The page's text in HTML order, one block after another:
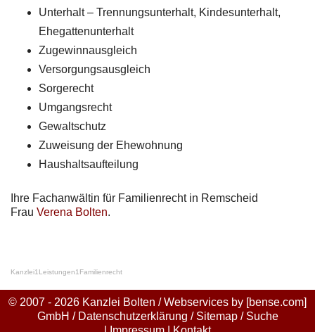
Unterhalt – Trennungsunterhalt, Kindesunterhalt,
Ehegattenunterhalt
Zugewinnausgleich
Versorgungsausgleich
Sorgerecht
Umgangsrecht
Gewaltschutz
Zuweisung der Ehewohnung
Haushaltsaufteilung
Ihre Fachanwältin für Familienrecht in Remscheid
Frau Verena Bolten.
Kanzlei1 Leistungen1 Familienrecht
© 2007 - 2026 Kanzlei Bolten / Webservices by [bense.com]
GmbH / Datenschutzerklärung / Sitemap/ Suche